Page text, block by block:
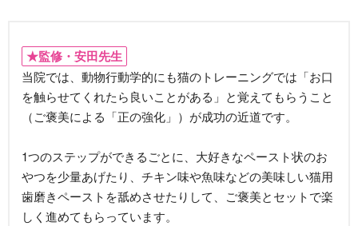
★監修・安田先生
当院では、動物行動学的にも猫のトレーニングでは「お口
を触らせてくれたら良いことがある」と覚えてもらうこと
（ご褒美による「正の強化」）が成功の近道です。
1つのステップができるごとに、大好きなペースト状のお
やつを少量あげたり、チキン味や魚味などの美味しい猫用
歯磨きペーストを舐めさせたりして、ご褒美とセットで楽
しく進めてもらっています。